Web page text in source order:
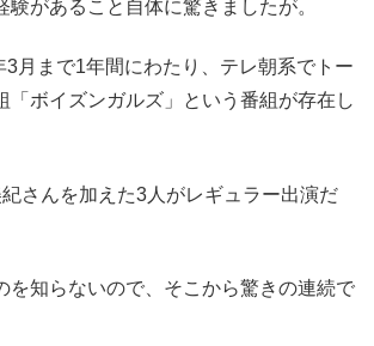
験があること自体に驚きましたが。
月まで1年間にわたり、テレ朝系でトー
「ボイズンガルズ」という番組が存在し
さんを加えた3人がレギュラー出演だ
を知らないので、そこから驚きの連続で